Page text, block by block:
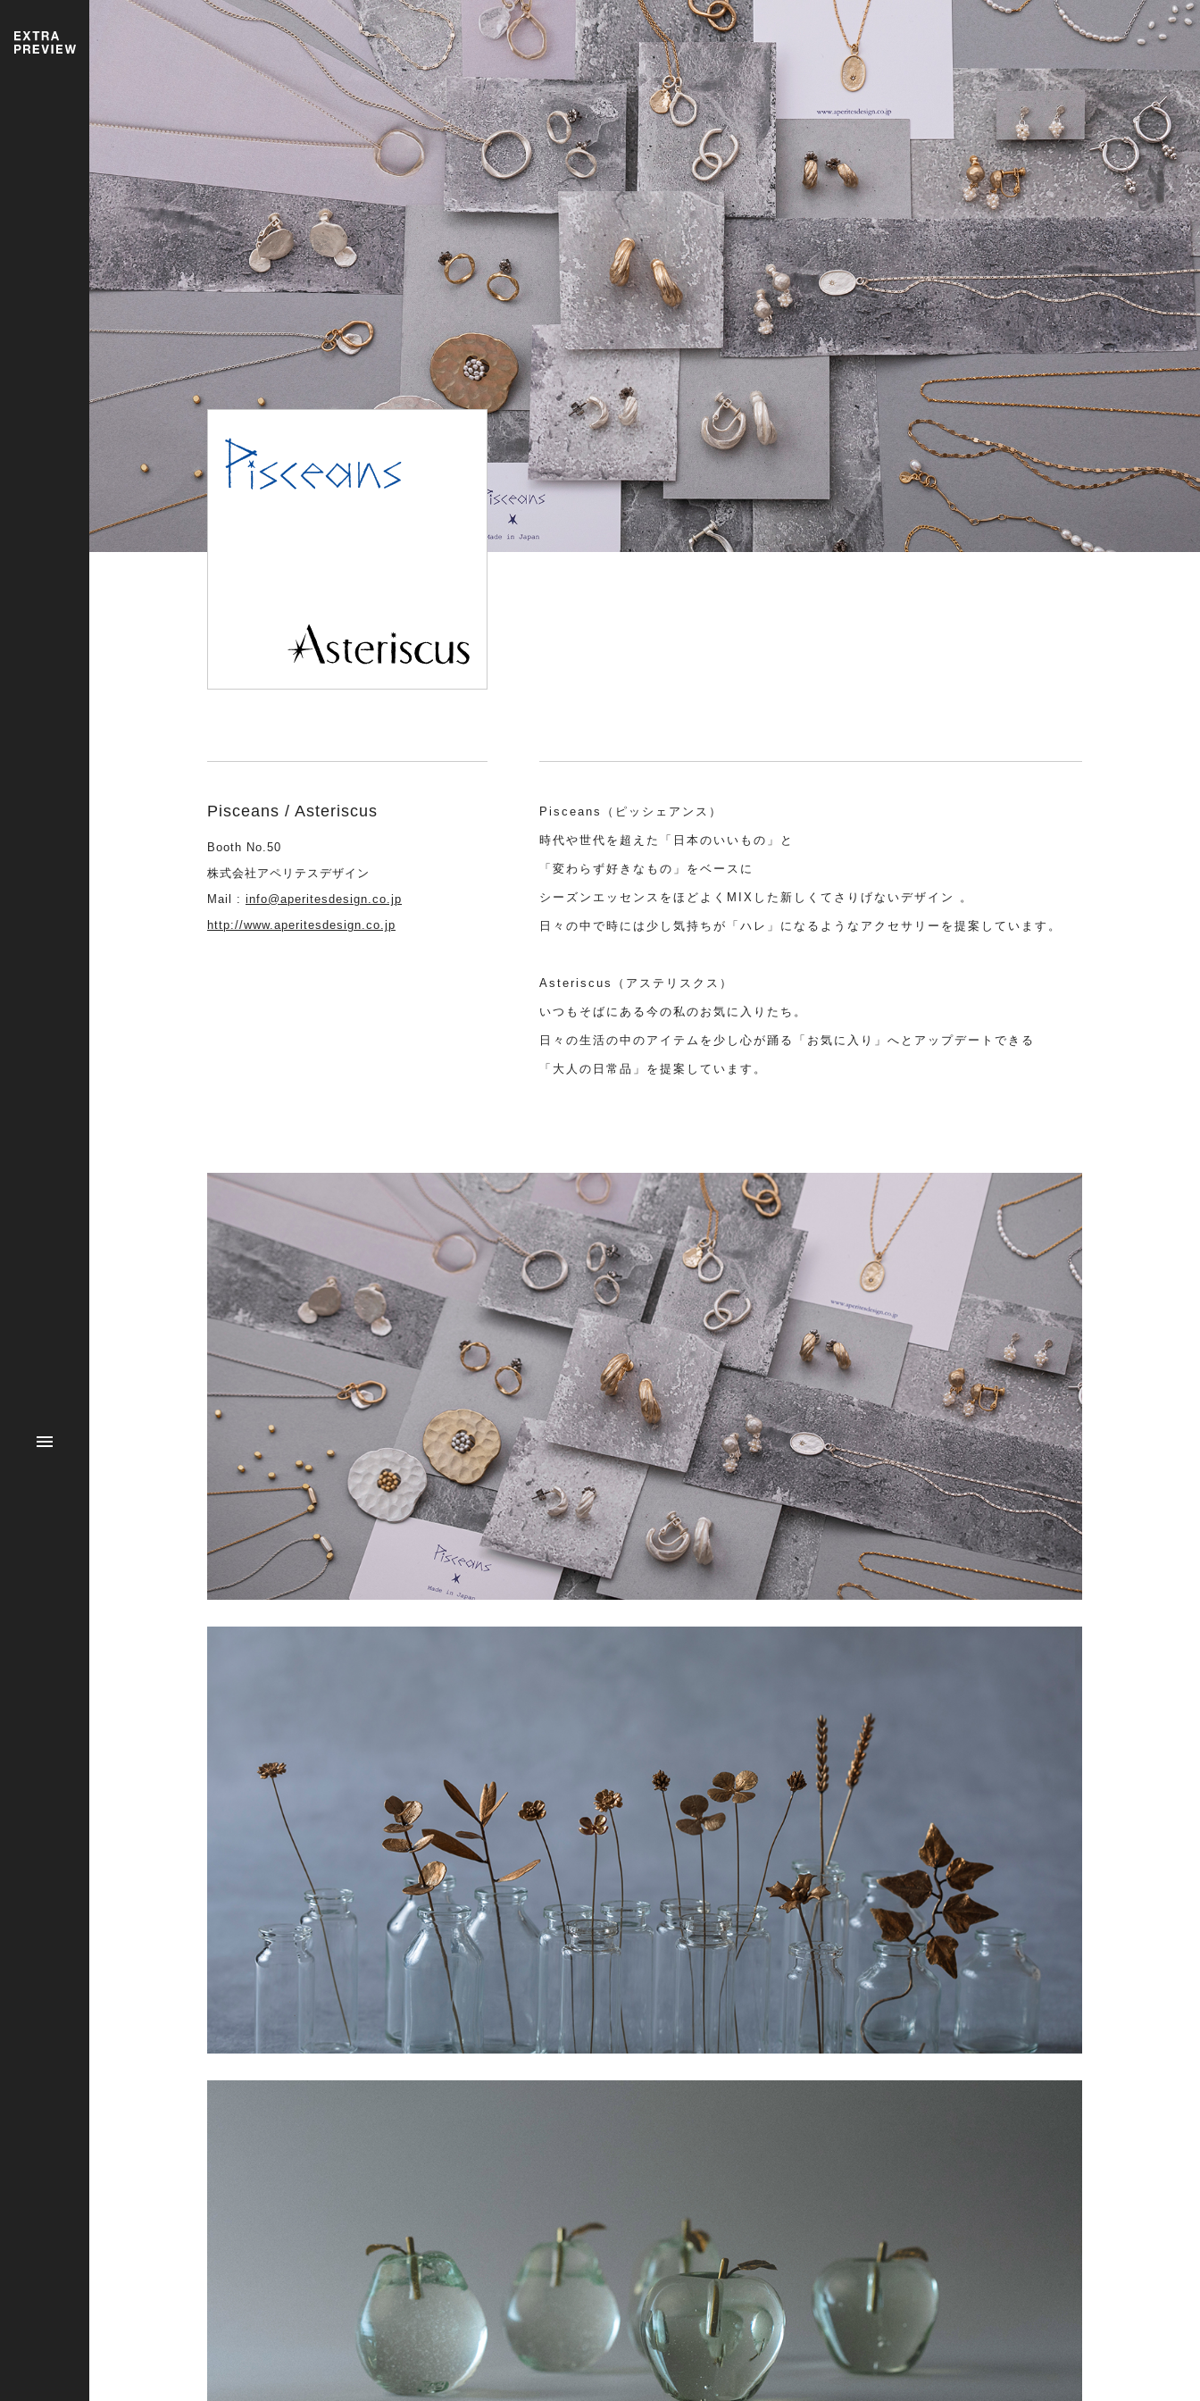
Pisceans / Asteriscus
Booth No.50
株式会社アペリテスデザイン
Mail : info@aperitesdesign.co.jp
http://www.aperitesdesign.co.jp
Pisceans（ピッシェアンス）
時代や世代を超えた「日本のいいもの」と
「変わらず好きなもの」をベースに
シーズンエッセンスをほどよくMIXした新しくてさりげないデザイン 。
日々の中で時には少し気持ちが「ハレ」になるようなアクセサリーを提案しています。
Asteriscus（アステリスクス）
いつもそばにある今の私のお気に入りたち。
日々の生活の中のアイテムを少し心が踊る「お気に入り」へとアップデートできる
「大人の日常品」を提案しています。